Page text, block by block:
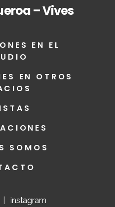
– Vives
EN EL
EN OTROS
SOMOS
|instagram